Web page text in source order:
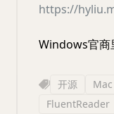
https://
Windows官商
开源 Mac
FluentReader